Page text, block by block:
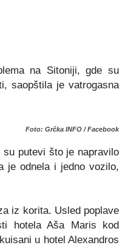
na Sitoniji, gde su
saopštila je vatrogasna
Foto: Grčka INFO / Facebook
putevi što je napravilo
je odnela i jedno vozilo,
iz korita. Usled poplave
hotela Aša Maris kod
u hotel Alexandros